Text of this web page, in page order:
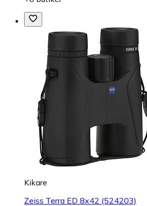
Kikare
Zeiss Terra ED 8x42 (524203)